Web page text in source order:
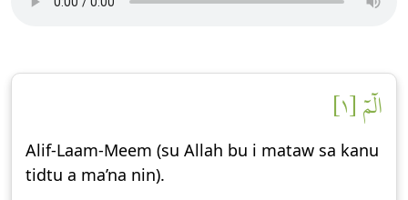
الٓمٓ [١]
Alif-Laam-Meem (su Allah bu i mataw sa kanu
tidtu a ma’na nin).